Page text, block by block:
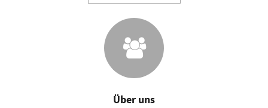
Über uns